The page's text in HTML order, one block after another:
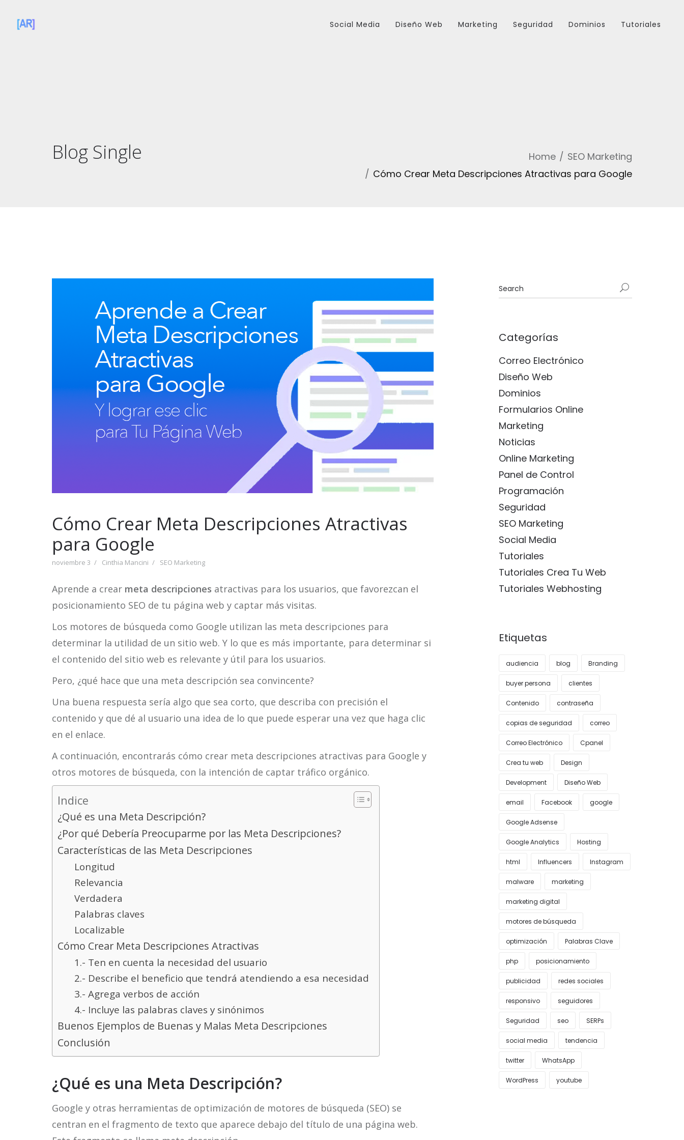
Social Media Diseño Web Marketing Seguridad Dominios Tutoriales
Blog Single Home
SEO Marketing
Cómo Crear Meta Descripciones Atractivas para Google
Cómo Crear Meta Descripciones Atractivas
para Google
noviembre 3 Cinthia Mancini SEO Marketing
Aprende a crear meta descripciones atractivas para los usuarios, que favorezcan el
posicionamiento SEO de tu página web y captar más visitas.
Los motores de búsqueda como Google utilizan las meta descripciones para
determinar la utilidad de un sitio web. Y lo que es más importante, para determinar si
el contenido del sitio web es relevante y útil para los usuarios.
Pero, ¿qué hace que una meta descripción sea convincente?
Una buena respuesta sería algo que sea corto, que describa con precisión el
contenido y que dé al usuario una idea de lo que puede esperar una vez que haga clic
en el enlace.
A continuación, encontrarás cómo crear meta descripciones atractivas para Google y
otros motores de búsqueda, con la intención de captar tráfico orgánico.
Indice
¿Qué es una Meta Descripción?
¿Por qué Debería Preocuparme por las Meta Descripciones?
Características de las Meta Descripciones
Longitud
Relevancia
Verdadera
Palabras claves
Localizable
Cómo Crear Meta Descripciones Atractivas
1.- Ten en cuenta la necesidad del usuario
2.- Describe el beneficio que tendrá atendiendo a esa necesidad
3.- Agrega verbos de acción
4.- Incluye las palabras claves y sinónimos
Buenos Ejemplos de Buenas y Malas Meta Descripciones
Conclusión
¿Qué es una Meta Descripción?
Google y otras herramientas de optimización de motores de búsqueda (SEO) se
centran en el fragmento de texto que aparece debajo del título de una página web.
Categorías
Correo Electrónico
Diseño Web
Dominios
Formularios Online
Marketing
Noticias
Online Marketing
Panel de Control
Programación
Seguridad
SEO Marketing
Social Media
Tutoriales
Tutoriales Crea Tu Web
Tutoriales Webhosting
Etiquetas
audiencia blog Branding
buyer persona clientes
Contenido contraseña
copias de seguridad correo
Correo Electrónico Cpanel
Crea tu web Design
Development Diseño Web
email Facebook google
Google Adsense
Google Analytics Hosting
html Influencers Instagram
malware marketing
marketing digital
motores de búsqueda
optimización Palabras Clave
php posicionamiento
publicidad redes sociales
responsivo seguidores
Seguridad seo SERPs
social media tendencia
twitter WhatsApp
WordPress youtube